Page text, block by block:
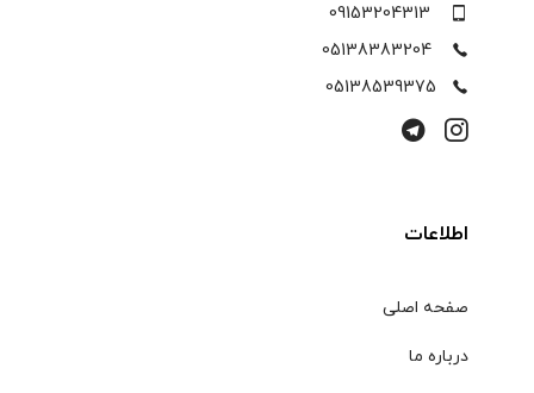
09153204313
05138383204
05138539375
اطلاعات
صفحه اصلی
درباره ما